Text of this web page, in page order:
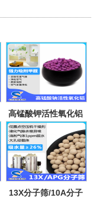
高锰酸钾活性氧化铝
13X分子筛/10A分子